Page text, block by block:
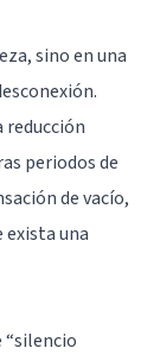
sino en una
reducción
periodos de
de vacío,
una
“silencio